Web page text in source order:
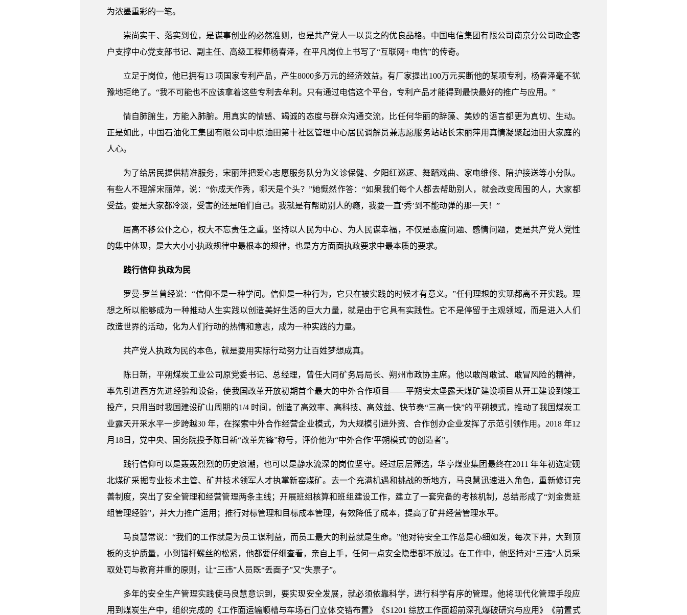
为浓墨重彩的一笔。
崇尚实干、落实到位，是谋事创业的必然准则，也是共产党人一以贯之的优良品格。中国电信集团有限公司南京分公司政企客
户支撑中心党支部书记、副主任、高级工程师杨春泽，在平凡岗位上书写了“互联网+ 电信”的传奇。
立足于岗位，他已拥有13 项国家专利产品，产生8000多万元的经济效益。有厂家提出100万元买断他的某项专利，杨春泽毫不犹
豫地拒绝了。“我不可能也不应该拿着这些专利去牟利。只有通过电信这个平台，专利产品才能得到最快最好的推广与应用。”
情自肺腑生，方能入肺腑。用真实的情感、竭诚的态度与群众沟通交流，比任何华丽的辞藻、美妙的语言都更为真切、生动。
正是如此，中国石油化工集团有限公司中原油田第十社区管理中心居民调解员兼志愿服务站站长宋丽萍用真情凝聚起油田大家庭的
人心。
为了给居民提供精准服务，宋丽萍把爱心志愿服务队分为义诊保健、夕阳红巡逻、舞蹈戏曲、家电维修、陪护接送等小分队。
有些人不理解宋丽萍，说：“你成天作秀，哪天是个头？”她慨然作答：“如果我们每个人都去帮助别人，就会改变周围的人，大家都
受益。要是大家都冷淡，受害的还是咱们自己。我就是有帮助别人的瘾，我要一直‘秀’到不能动弹的那一天！”
居高不移公仆之心，权大不忘责任之重。坚持以人民为中心、为人民谋幸福，不仅是态度问题、感情问题，更是共产党人党性
的集中体现，是大大小小执政规律中最根本的规律，也是方方面面执政要求中最本质的要求。
践行信仰 执政为民
罗曼·罗兰曾经说：“信仰不是一种学问。信仰是一种行为，它只在被实践的时候才有意义。”任何理想的实现都离不开实践。理
想之所以能够成为一种推动人生实践以创造美好生活的巨大力量，就是由于它具有实践性。它不是停留于主观领域，而是进入人们
改造世界的活动，化为人们行动的热情和意志，成为一种实践的力量。
共产党人执政为民的本色，就是要用实际行动努力让百姓梦想成真。
陈日新，平朔煤炭工业公司原党委书记、总经理，曾任大同矿务局局长、朔州市政协主席。他以敢闯敢试、敢冒风险的精神，
率先引进西方先进经验和设备，使我国改革开放初期首个最大的中外合作项目——平朔安太堡露天煤矿建设项目从开工建设到竣工
投产，只用当时我国建设矿山周期的1/4 时间，创造了高效率、高科技、高效益、快节奏“三高一快”的平朔模式，推动了我国煤炭工
业露天开采水平一步跨越30 年，在探索中外合作经营企业模式，为大规模引进外资、合作创办企业发挥了示范引领作用。2018 年12
月18日，党中央、国务院授予陈日新“改革先锋”称号，评价他为“中外合作‘平朔模式’的创造者”。
践行信仰可以是轰轰烈烈的历史浪潮，也可以是静水流深的岗位坚守。经过层层筛选，华亭煤业集团最终在2011 年年初选定砚
北煤矿采掘专业技术主管、矿井技术领军人才执掌新窑煤矿。去一个充满机遇和挑战的新地方，马良慧迅速进入角色，重新修订完
善制度，突出了安全管理和经营管理两条主线；开展班组核算和班组建设工作，建立了一套完备的考核机制，总结形成了“刘金贵班
组管理经验”，并大力推广运用；推行对标管理和目标成本管理，有效降低了成本，提高了矿井经营管理水平。
马良慧常说：“我们的工作就是为员工谋利益，而员工最大的利益就是生命。”他对待安全工作总是心细如发，每次下井，大到顶
板的支护质量，小到锚杆螺丝的松紧，他都要仔细查看，亲自上手，任何一点安全隐患都不放过。在工作中，他坚持对“三违”人员采
取处罚与教育并重的原则，让“三违”人员既“丢面子”又“失票子”。
多年的安全生产管理实践使马良慧意识到，要实现安全发展，就必须依靠科学，进行科学有序的管理。他将现代化管理手段应
用到煤炭生产中，组织完成的《工作面运输顺槽与车场石门立体交错布置》《S1201 综放工作面超前深孔爆破研究与应用》《前置式